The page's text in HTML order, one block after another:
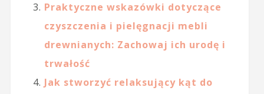
Praktyczne wskazówki dotyczące
czyszczenia i pielęgnacji mebli
drewnianych: Zachowaj ich urodę i
trwałość
Jak stworzyć relaksujący kąt do